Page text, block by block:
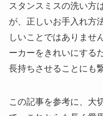
スタンスミスの洗い方
が、正しいお手入れ方
しいことではありませ
ーカーをきれいにする
長持ちさせることにも
この記事を参考に、大